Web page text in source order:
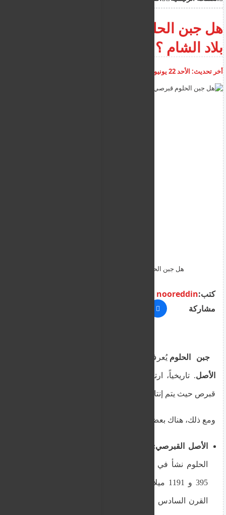
هل جبن الحلوم قبرصي أم من
بلاد الشام ؟
أخر تحديث: الأحد 22 يونيو 2025
هل جبن الحلوم قبرصي أم من بلاد الشام ؟
كتب:nooreddin
مشاركة
جبن الحلوم يُعرف بشكل أساسي بكونه
الأصل. تاريخياً، ارتبط هذا الجبن بشكل وثيق بجزيرة
قبرص حيث يتم إنتاجه واستهلاكه منذ مئات السنين.
ومع ذلك، هناك بعض النقاش حول أصوله الأبعد:
الأصل القبرصي:
الحلوم نشأ في
395 و 1191 ميلادي). وقد ذُكر في وثائق تعود إلى
القرن السادس عشر، مما يؤكد وجوده في الجزيرة